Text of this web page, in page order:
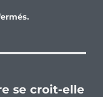
se croit-elle